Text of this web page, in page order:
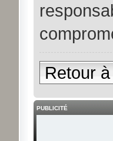
Retour à
PUBLICITÉ